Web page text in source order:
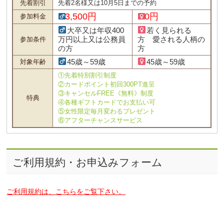
先着割引
先着2名様又は10月5日までの予約
参加料金
3,500円 0円
参加条件
大卒又は年収400
万円以上又は公務員
の方
若く見られる
方 愛される人柄の
方
対象年齢 45歳～59歳 45歳～59歳
特典
①先着特別割引制度
②カードポイント初回300PT進呈
③キャンセルFREE《無料》制度
④各種ギフトカードでお支払い可
⑤女性限定毎月変わるプレゼント
⑥アフターチャンスサービス
ご利用規約・お申込みフォーム
ご利用規約は、こちらをご覧下さい。